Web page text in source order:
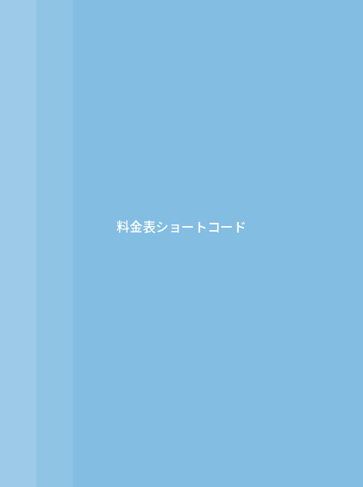
料金表ショートコード